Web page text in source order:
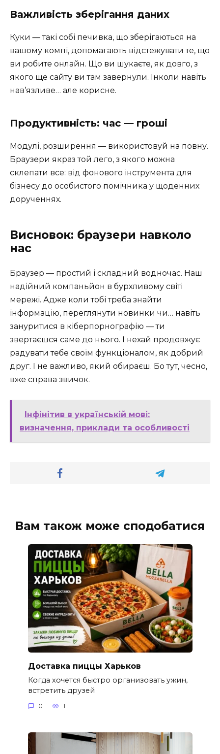
Важливість зберігання даних
Куки — такі собі печивка, що зберігаються на
вашому компі, допомагають відстежувати те, що
ви робите онлайн. Що ви шукаєте, як довго, з
якого ще сайту ви там завернули. Інколи навіть
нав’язливе… але корисне.
Продуктивність: час — гроші
Модулі, розширення — використовуй на повну.
Браузери якраз той лего, з якого можна
склепати все: від фонового інструмента для
бізнесу до особистого помічника у щоденних
дорученнях.
Висновок: браузери навколо
нас
Браузер — простий і складний водночас. Наш
надійний компаньйон в бурхливому світі
мережі. Адже коли тобі треба знайти
інформацію, переглянути новинки чи… навіть
зануритися в кіберпорнографію — ти
звертаєшся саме до нього. І нехай продовжує
радувати тебе своїм функціоналом, як добрий
друг. І не важливо, який обираєш. Бо тут, чесно,
вже справа звичок.
Інфінітив в українській мові:
визначення, приклади та особливості
Вам також може сподобатися
Доставка пиццы Харьков
Когда хочется быстро организовать ужин,
встретить друзей
0 1